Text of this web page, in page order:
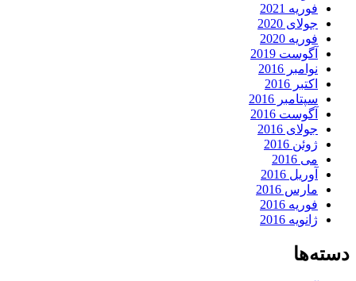
فوریه 2021
جولای 2020
فوریه 2020
آگوست 2019
نوامبر 2016
اکتبر 2016
سپتامبر 2016
آگوست 2016
جولای 2016
ژوئن 2016
می 2016
آوریل 2016
مارس 2016
فوریه 2016
ژانویه 2016
دسته‌ها